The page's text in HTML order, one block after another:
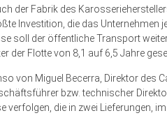
der Fabrik des
Investition, die das Unternehmen
soll der öffentliche Transport
Flotte von 8,1 auf 6,5 Jahre
von Miguel Becerra, Direktor des
bzw. technischer
verfolgen, die in zwei Lieferungen,